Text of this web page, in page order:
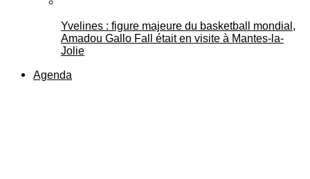
Yvelines : figure majeure du basketball mondial,
Amadou Gallo Fall était en visite à Mantes-la-
Jolie
Agenda